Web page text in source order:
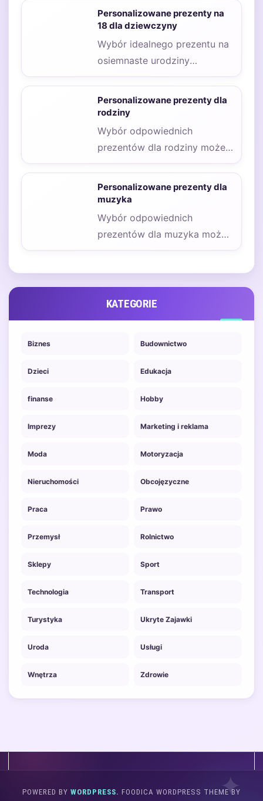
wyzwaniem, zwłaszcza gdy
chcemy,…
Personalizowane prezenty na
18 dla dziewczyny
Wybór idealnego prezentu na
osiemnaste urodziny
dziewczyny to zadanie, które
wymaga przemyślenia i
uwzględnienia jej…
Personalizowane prezenty dla
rodziny
Wybór odpowiednich
prezentów dla rodziny może
być nie lada wyzwaniem,
zwłaszcza gdy chcemy, aby
były…
Personalizowane prezenty dla
muzyka
Wybór odpowiednich
prezentów dla muzyka może
być wyzwaniem, zwłaszcza
KATEGORIE
Biznes Budownictwo
Dzieci Edukacja
finanse Hobby
Imprezy Marketing i reklama
Moda Motoryzacja
Nieruchomości Obcojęzyczne
Praca Prawo
Przemysł Rolnictwo
Sklepy Sport
Technologia Transport
Turystyka Ukryte Zajawki
Uroda Usługi
Wnętrza Zdrowie
POWERED BY WORDPRESS. FOODICA WORDPRESS THEME BY